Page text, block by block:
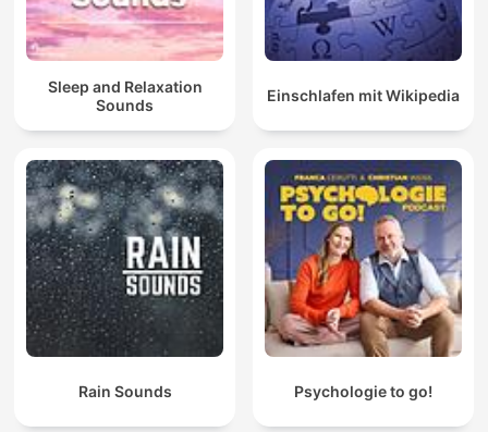
Sleep and Relaxation
Sounds
Einschlafen mit Wikipedia
Rain Sounds Psychologie to go!